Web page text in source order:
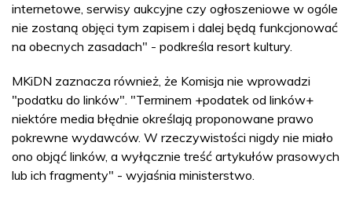
internetowe, serwisy aukcyjne czy ogłoszeniowe w ogóle
nie zostaną objęci tym zapisem i dalej będą funkcjonować
na obecnych zasadach" - podkreśla resort kultury.
MKiDN zaznacza również, że Komisja nie wprowadzi
"podatku do linków". "Terminem +podatek od linków+
niektóre media błędnie określają proponowane prawo
pokrewne wydawców. W rzeczywistości nigdy nie miało
ono objąć linków, a wyłącznie treść artykułów prasowych
lub ich fragmenty" - wyjaśnia ministerstwo.